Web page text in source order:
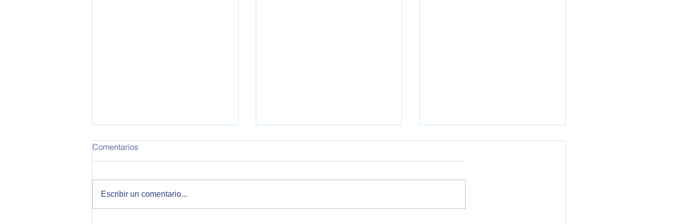
Comentarios
Escribir un comentario...